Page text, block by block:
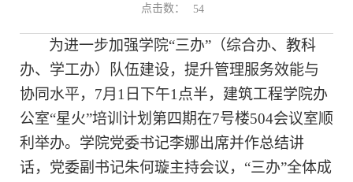
点击数：
54
为进一步加强学院“三办”（综合办、教科
办、学工办）队伍建设，提升管理服务效能与
协同水平，7月1日下午1点半，建筑工程学院办
公室“星火”培训计划第四期在7号楼504会议室顺
利举办。学院党委书记李娜出席并作总结讲
话，党委副书记朱何璇主持会议，“三办”全体成